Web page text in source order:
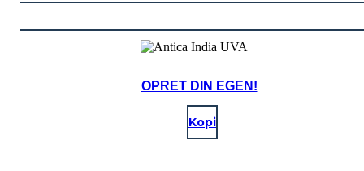
OPRET DIN EGEN!
Kopi